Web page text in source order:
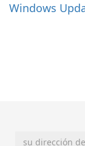
Windows